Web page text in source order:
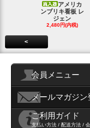
アメリカ
ンブリキ看板 レ
ジェン
2,480円(内税)
<
会員メニュー
メールマガジン
ご利用ガイド
支払い方法 / 配送方法 /